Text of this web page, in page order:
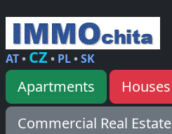
AT• CZ • PL•SK
Apartments Houses
Commercial Real Estate